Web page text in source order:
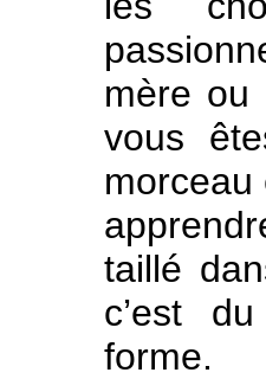
mère ou
vous
morceau
taillé
c’est
forme.